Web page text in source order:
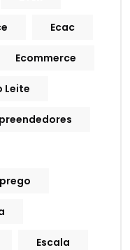
Ecac
Ecommerce
Leite
Escala